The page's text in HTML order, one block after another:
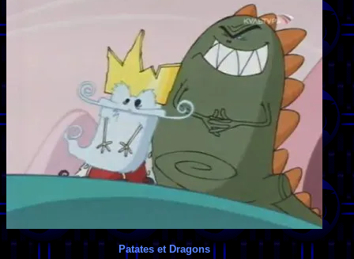
Patates et Dragons